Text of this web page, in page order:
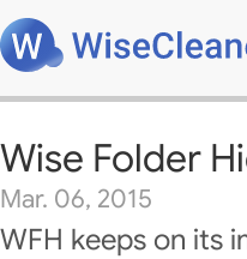
Wise Folder
Mar. 06, 2015
WFH keeps on its